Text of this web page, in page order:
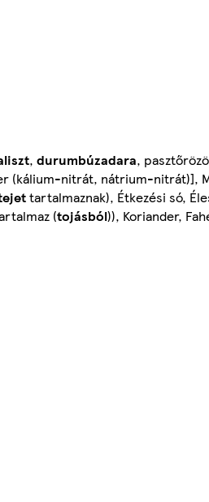
, durumbúzadara,
(kálium-nitrát, nátrium-nitrát)],
tartalmaznak), Étkezési só,
(tojásból)), Koriander,